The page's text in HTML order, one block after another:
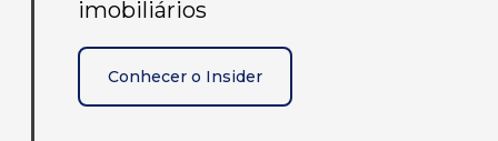
imobiliários
Conhecer o Insider